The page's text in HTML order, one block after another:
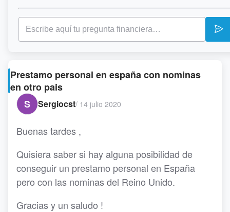
Prestamo personal en españa con nominas
en otro pais
S
Sergiocst/ 14 julio 2020
Buenas tardes ,
Quisiera saber si hay alguna posibilidad de
conseguir un prestamo personal en España
pero con las nominas del Reino Unido.
Gracias y un saludo !